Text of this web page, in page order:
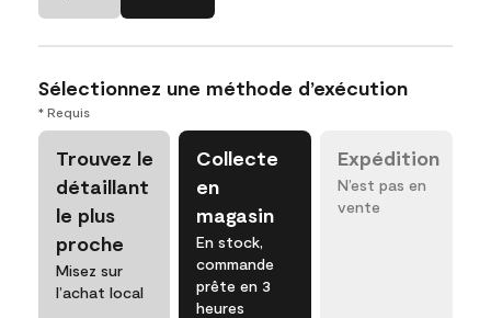
Sélectionnez une méthode d’exécution
* Requis
Trouvez le
détaillant
le plus
proche
Misez sur
l’achat local
Collecte
en
magasin
En stock,
commande
prête en 3
heures
Expédition
N’est pas en
vente